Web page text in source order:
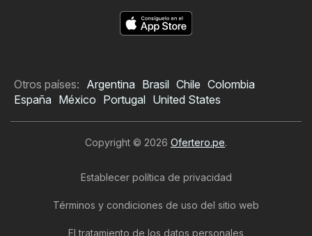
Otros países: Argentina Brasil Chile Colombia
España México Portugal United States
Copyright © 2026 Ofertero.pe.
Establecer política de privacidad
Términos y condiciones de uso del sitio web
El tratamiento de los datos personales